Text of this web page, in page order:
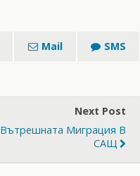
Mail SMS
Next Post
Вътрешната Миграция В
САЩ